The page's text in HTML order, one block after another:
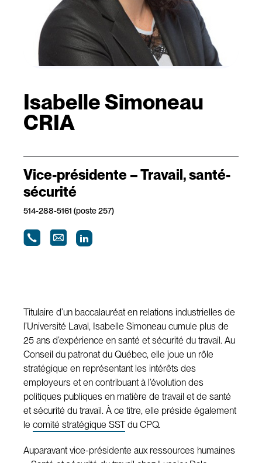
Isabelle Simoneau
CRIA
Vice-présidente – Travail, santé-
sécurité
514-288-5161 (poste 257)
LinkedIn
Titulaire d’un baccalauréat en relations industrielles de
l’Université Laval, Isabelle Simoneau cumule plus de
25 ans d’expérience en santé et sécurité du travail. Au
Conseil du patronat du Québec, elle joue un rôle
stratégique en représentant les intérêts des
employeurs et en contribuant à l’évolution des
politiques publiques en matière de travail et de santé
et sécurité du travail. À ce titre, elle préside également
le comité stratégique SSTdu CPQ.
Auparavant vice-présidente aux ressources humaines